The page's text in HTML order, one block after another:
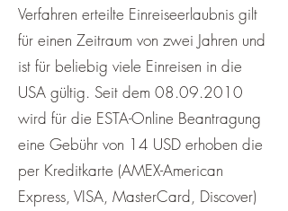
Verfahren erteilte Einreiseerlaubnis gilt
für einen Zeitraum von zwei Jahren und
ist für beliebig viele Einreisen in die
USA gültig. Seit dem 08.09.2010
wird für die ESTA-Online Beantragung
eine Gebühr von 14 USD erhoben die
per Kreditkarte (AMEX-American
Express, VISA, MasterCard, Discover)